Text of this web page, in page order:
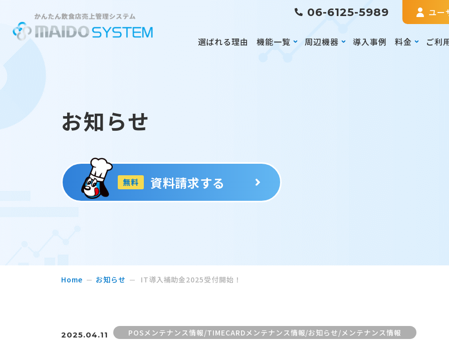
06-6125-5989 ユー
選ばれる理由 機能一覧 周辺機器 導入事例 料金 ご利
お知らせ
無料 資料請求する
Home お知らせ IT導入補助金2025受付開始！
2025.04.11 POSメンテナンス情報/TIMECARDメンテナンス情報/お知らせ/メンテナンス情報